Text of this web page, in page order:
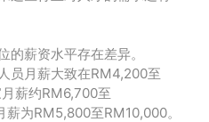
的薪资水平存在差异。
员月薪大致在RM4,200至
薪约RM6,700至
为RM5,800至RM10,000。